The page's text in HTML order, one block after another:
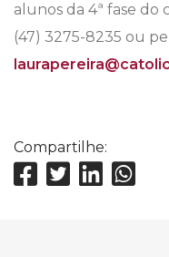
alunos da 4ª fase
(47) 3275-8235 ou
Compartilhe: